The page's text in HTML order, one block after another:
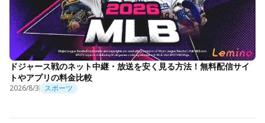
ドジャース戦のネット中継・放送を安く見る方法！無料配信サイ
トやアプリの料金比較
2026/8/3 スポーツ